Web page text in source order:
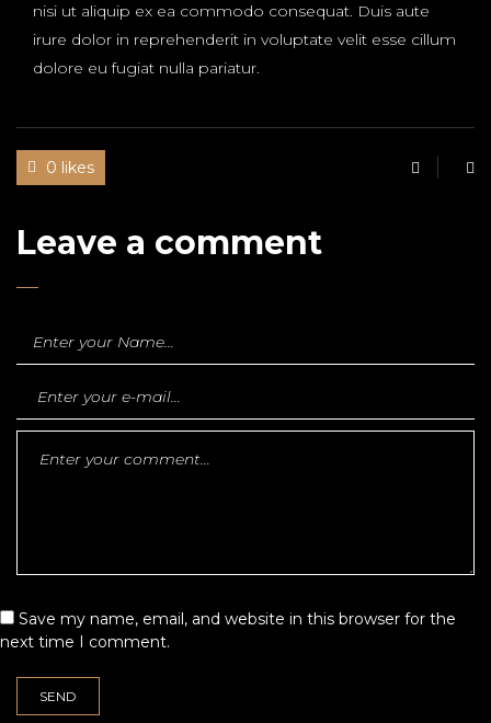
nisi ut aliquip ex ea commodo consequat. Duis aute
irure dolor in reprehenderit in voluptate velit esse cillum
dolore eu fugiat nulla pariatur.
0 likes
Leave a comment
Save my name, email, and website in this browser for the
next time I comment.